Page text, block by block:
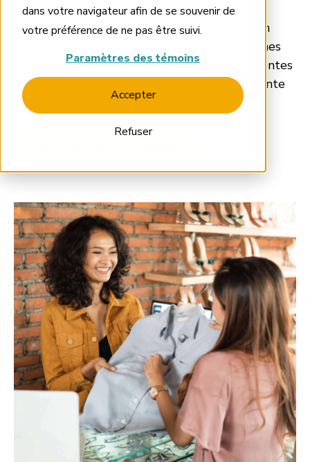
dans votre navigateur afin de se souvenir de
votre préférence de ne pas être suivi.
Paramètres des témoins
Accepter
Refuser
Restez compétitif grâce à un partenaire
logistique tiers (3PL) qui offre une exécution
omnicanal experte et met en place des chaînes
d’approvisionnement transfrontalières résilientes
et rentables, adaptées à votre activité de vente
au détail.